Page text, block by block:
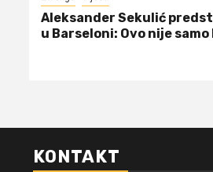
Aleksander Sekulić
u Barseloni: Ovo nije samo
KONTAKT